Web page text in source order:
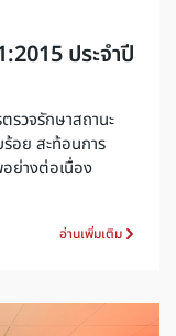
ประจำปี
รวจรักษาสถานะ
อย สะท้อนการ
ย่างต่อเนื่อง
อ่านเพิ่มเติม